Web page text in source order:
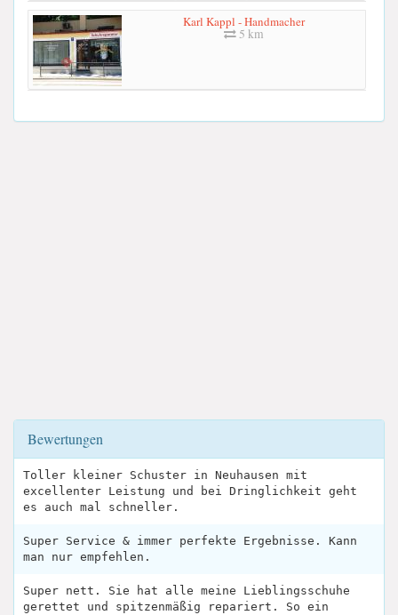
Karl Kappl - Handmacher
5 km
Bewertungen
Toller kleiner Schuster in Neuhausen mit
excellenter Leistung und bei Dringlichkeit geht
es auch mal schneller.
Super Service & immer perfekte Ergebnisse. Kann
man nur empfehlen.
Super nett. Sie hat alle meine Lieblingsschuhe
gerettet und spitzenmäßig repariert. So ein